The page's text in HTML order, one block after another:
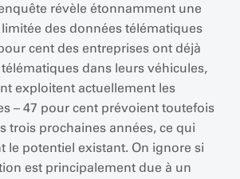
révèle étonnamment une
des données télématiques
cent des entreprises ont déjà
dans leurs véhicules,
exploitent actuellement les
– 47 pour cent prévoient toutefois
trois prochaines années, ce qui
le potentiel existant. On ignore si
est principalement due à un